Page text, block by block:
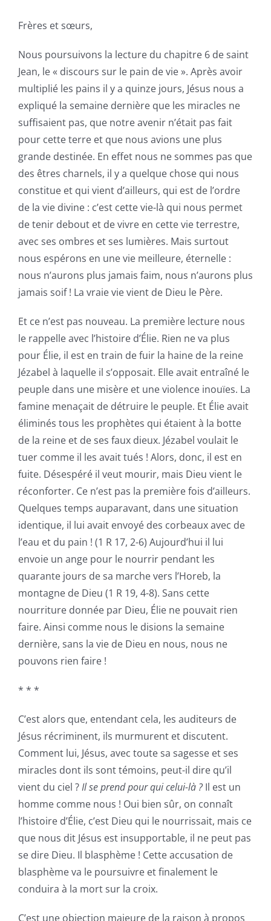
Frères et sœurs,
Nous poursuivons la lecture du chapitre 6 de saint
Jean, le « discours sur le pain de vie ». Après avoir
multiplié les pains il y a quinze jours, Jésus nous a
expliqué la semaine dernière que les miracles ne
suffisaient pas, que notre avenir n’était pas fait
pour cette terre et que nous avions une plus
grande destinée. En effet nous ne sommes pas que
des êtres charnels, il y a quelque chose qui nous
constitue et qui vient d’ailleurs, qui est de l’ordre
de la vie divine : c’est cette vie-là qui nous permet
de tenir debout et de vivre en cette vie terrestre,
avec ses ombres et ses lumières. Mais surtout
nous espérons en une vie meilleure, éternelle :
nous n’aurons plus jamais faim, nous n’aurons plus
jamais soif ! La vraie vie vient de Dieu le Père.
Et ce n’est pas nouveau. La première lecture nous
le rappelle avec l’histoire d’Élie. Rien ne va plus
pour Élie, il est en train de fuir la haine de la reine
Jézabel à laquelle il s’opposait. Elle avait entraîné le
peuple dans une misère et une violence inouïes. La
famine menaçait de détruire le peuple. Et Élie avait
éliminés tous les prophètes qui étaient à la botte
de la reine et de ses faux dieux. Jézabel voulait le
tuer comme il les avait tués ! Alors, donc, il est en
fuite. Désespéré il veut mourir, mais Dieu vient le
réconforter. Ce n’est pas la première fois d’ailleurs.
Quelques temps auparavant, dans une situation
identique, il lui avait envoyé des corbeaux avec de
l’eau et du pain ! (1 R 17, 2-6) Aujourd’hui il lui
envoie un ange pour le nourrir pendant les
quarante jours de sa marche vers l’Horeb, la
montagne de Dieu (1 R 19, 4-8). Sans cette
nourriture donnée par Dieu, Élie ne pouvait rien
faire. Ainsi comme nous le disions la semaine
dernière, sans la vie de Dieu en nous, nous ne
pouvons rien faire !
* * *
C’est alors que, entendant cela, les auditeurs de
Jésus récriminent, ils murmurent et discutent.
Comment lui, Jésus, avec toute sa sagesse et ses
miracles dont ils sont témoins, peut-il dire qu’il
vient du ciel ?Il se prend pour qui celui-là ?Il est un
homme comme nous ! Oui bien sûr, on connaît
l’histoire d’Élie, c’est Dieu qui le nourrissait, mais ce
que nous dit Jésus est insupportable, il ne peut pas
se dire Dieu. Il blasphème ! Cette accusation de
blasphème va le poursuivre et finalement le
conduira à la mort sur la croix.
C’est une objection majeure de la raison à propos